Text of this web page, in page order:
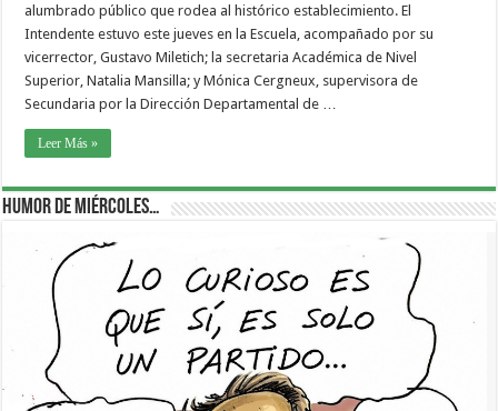
alumbrado público que rodea al histórico establecimiento. El
Intendente estuvo este jueves en la Escuela, acompañado por su
vicerrector, Gustavo Miletich; la secretaria Académica de Nivel
Superior, Natalia Mansilla; y Mónica Cergneux, supervisora de
Secundaria por la Dirección Departamental de …
Leer Más »
Humor de Miércoles…